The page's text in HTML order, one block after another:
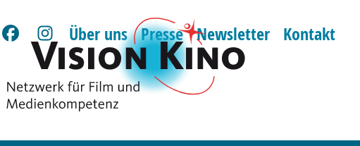
Über uns Presse Newsletter Kontakt